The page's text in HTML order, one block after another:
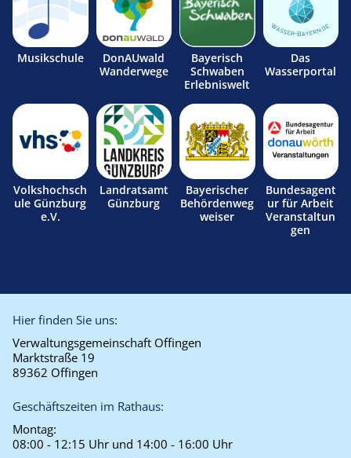
Musikschule
DonAUwald
Wanderwege
Bayerisch
Schwaben
Erlebniswelt
Das
Wasserportal
Volkshochsch
ule Günzburg
e.V.
Landratsamt
Günzburg
Bayerischer
Behördenweg
weiser
Bundesagent
ur für Arbeit
Veranstaltun
gen
Hier finden Sie uns:
Verwaltungsgemeinschaft Offingen
Marktstraße 19
89362 Offingen
Geschäftszeiten im Rathaus:
Montag:
08:00 - 12:15 Uhr und 14:00 - 16:00 Uhr